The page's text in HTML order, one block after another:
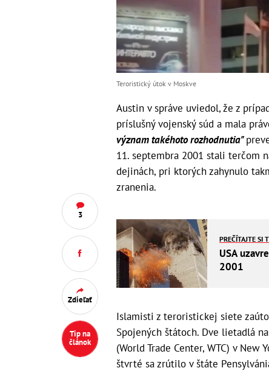
3
Zdieľať
Tip na
článok
Teroristický útok v Moskve
Austin v správe uviedol, že z
príslušný vojenský súd a mala
význam takéhoto rozhodnutia"
11. septembra 2001 stali terčom
dejinách, pri ktorých zahynulo
zranenia.
PREČÍTAJTE SI
USA
2001
Islamisti z teroristickej siete
Spojených štátoch. Dve lietadlá
(World Trade Center, WTC) v
štvrté sa zrútilo v štáte